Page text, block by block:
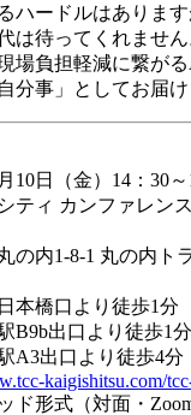
ードルはあります
待ってくれません
負担軽減に繋がる
事」としてお届け
日（金）14：30～
ィ カンファレン
8-1 丸の内トラ
口より徒歩1分
出口より徒歩1分
口より徒歩4分
kaigishitsu.com/
形式（対面・Zoom